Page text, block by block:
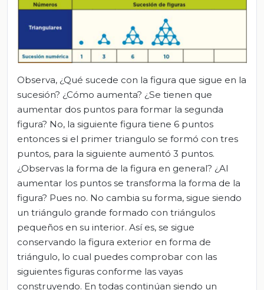
Observa, ¿Qué sucede con la figura que sigue en la
sucesión? ¿Cómo aumenta? ¿Se tienen que
aumentar dos puntos para formar la segunda
figura? No, la siguiente figura tiene 6 puntos
entonces si el primer triangulo se formó con tres
puntos, para la siguiente aumentó 3 puntos.
¿Observas la forma de la figura en general? ¿Al
aumentar los puntos se transforma la forma de la
figura? Pues no. No cambia su forma, sigue siendo
un triángulo grande formado con triángulos
pequeños en su interior. Así es, se sigue
conservando la figura exterior en forma de
triángulo, lo cual puedes comprobar con las
siguientes figuras conforme las vayas
construyendo. En todas continúan siendo un